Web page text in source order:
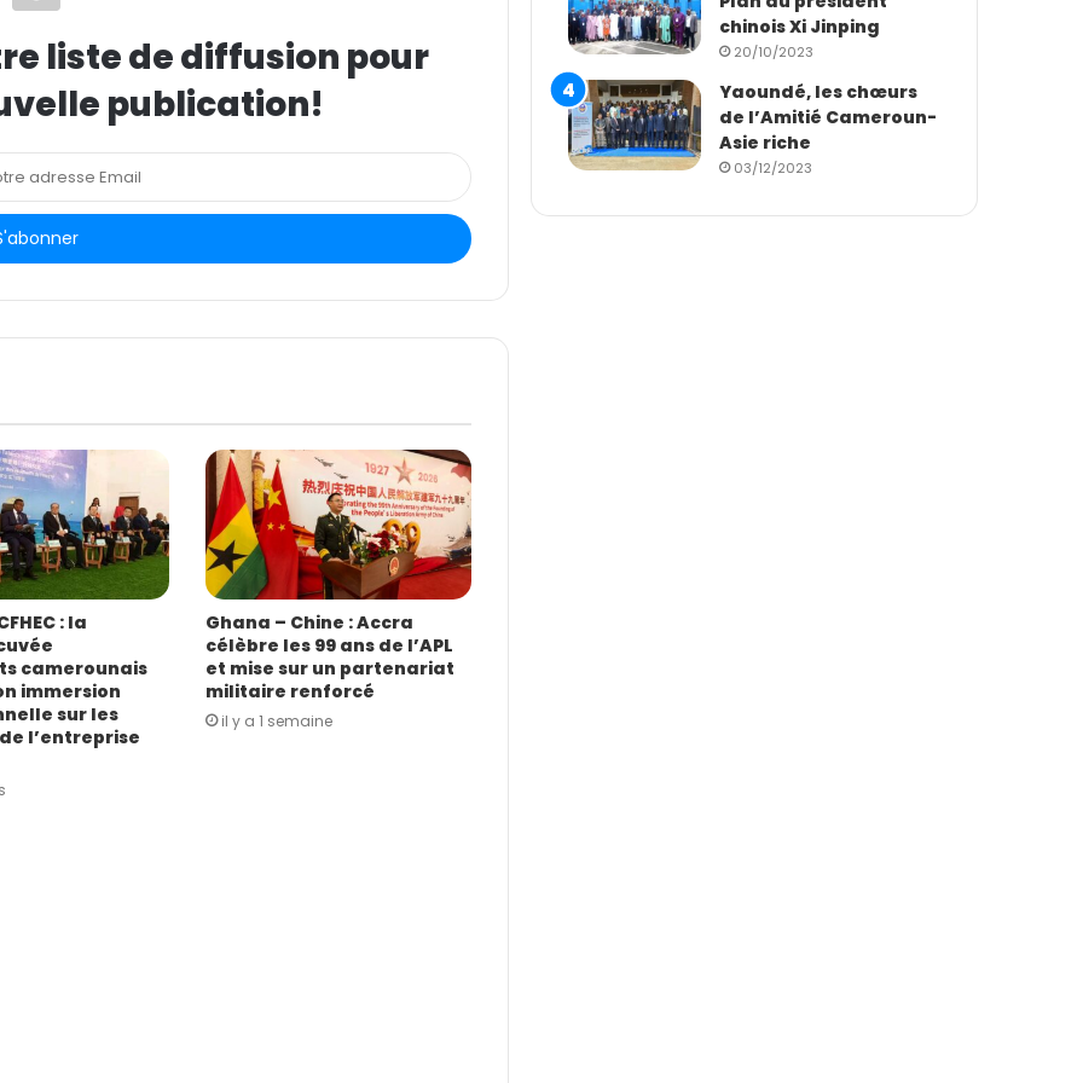
liste de diffusion pour
publication!
: la
camerounais
immersion
sur les
l’entreprise
Ghana – Chine : Accra
célèbre les 99 ans de l’APL
et mise sur un partenariat
militaire renforcé
il y a 1 semaine
chinois Xi Jinping
20/10/2023
Yaoundé, les chœurs
de l’Amitié Cameroun-
Asie riche
03/12/2023